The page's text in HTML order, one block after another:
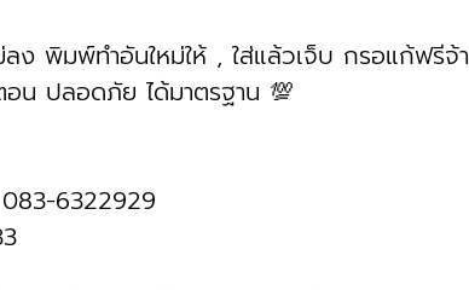
ลง พิมพ์ทำอันใหม่ให้ , ใส่แล้วเจ็บ กรอแก้ฟรีจ้า
น ปลอดภัย ได้มาตรฐาน 💯
6322929